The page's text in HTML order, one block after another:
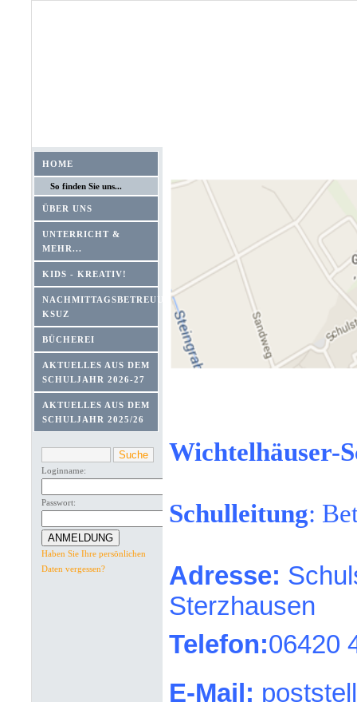
HOME
So finden Sie uns...
ÜBER UNS
UNTERRICHT &
MEHR...
KIDS - KREATIV!
NACHMITTAGSBETREUUNG
KSUZ
BÜCHEREI
AKTUELLES AUS DEM
SCHULJAHR 2026-27
AKTUELLES AUS DEM
SCHULJAHR 2025/26
Loginname:
Passwort:
Haben Sie Ihre persönlichen
Daten vergessen?
Wichtelhäuser-
Schulleitung:
Adresse:
Sterzhausen
Telefon:06420
E-Mail: